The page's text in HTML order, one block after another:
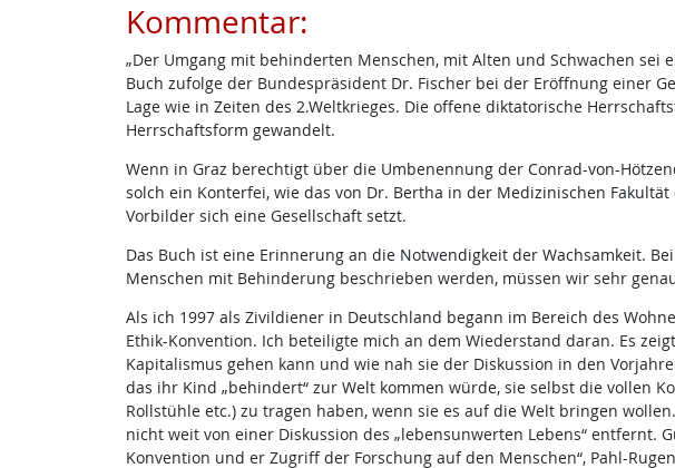
Kommentar:
„Der Umgang mit behinderten Menschen, mit Alten und Schwachen sei
Buch zufolge der Bundespräsident Dr. Fischer bei der Eröffnung einer
Lage wie in Zeiten des 2.Weltkrieges. Die offene diktatorische
Herrschaftsform gewandelt.
Wenn in Graz berechtigt über die Umbenennung der Conrad-von-
solch ein Konterfei, wie das von Dr. Bertha in der Medizinischen
Vorbilder sich eine Gesellschaft setzt.
Das Buch ist eine Erinnerung an die Notwendigkeit der Wachsamkeit.
Menschen mit Behinderung beschrieben werden, müssen wir sehr
Als ich 1997 als Zivildiener in Deutschland begann im Bereich des
Ethik-Konvention. Ich beteiligte mich an dem Wiederstand daran. Es
Kapitalismus gehen kann und wie nah sie der Diskussion in den
das ihr Kind „behindert“ zur Welt kommen würde, sie selbst die vollen
Rollstühle etc.) zu tragen haben, wenn sie es auf die Welt bringen
nicht weit von einer Diskussion des „lebensunwerten Lebens“ entfernt.
Konvention und er Zugriff der Forschung auf den Menschen“, Pahl-